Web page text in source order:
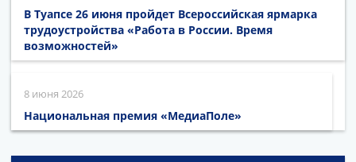
В Туапсе 26 июня пройдет Всероссийская ярмарка
трудоустройства «Работа в России. Время
возможностей»
8 июня 2026
Национальная премия «МедиаПоле»